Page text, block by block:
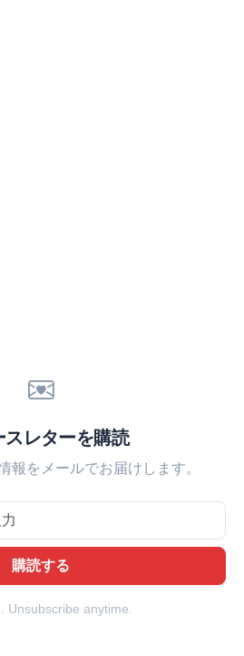
スレターを購読
報をメールでお届けします。
購読する
Unsubscribe anytime.